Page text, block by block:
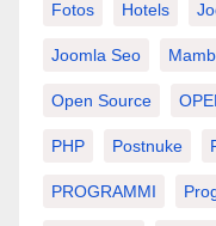
Fotos Hotels
Joomla Seo
Open Source
PHP Postnuke
PROGRAMMI